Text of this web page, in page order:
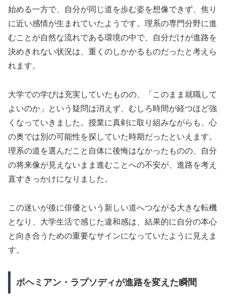
始める一方で、自分が同じ道を歩む姿を想像できず、焦り
に近い感情が生まれていたようです。理系の専門分野に進
むことが自然な流れである環境の中で、自分だけが進路を
決めきれない状況は、重くのしかかるものだったと考えら
れます。
大学での学びは充実していたものの、「このまま就職して
よいのか」という疑問は消えず、むしろ時間が経つほど強
くなっていきました。授業に真剣に取り組みながらも、心
の奥では別の可能性を探していた時期だったといえます。
理系の道を選んだこと自体に後悔はなかったものの、自分
の将来像が見えないまま進むことへの不安が、進路を考え
直すきっかけになりました。
この迷いが後に俳優という新しい道へつながる大きな転機
となり、大学生活で感じた違和感は、結果的に自分の本心
と向き合うための重要なサインになっていたように見えま
す。
ボヘミアン・ラプソディが進路を変えた瞬間